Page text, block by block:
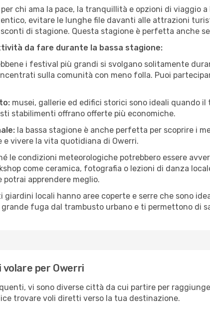
chi ama la pace, la tranquillità e opzioni di viaggio
evitare le lunghe file davanti alle attrazioni
di stagione. Questa stagione è perfetta anche
da fare durante la bassa stagione:
i festival più grandi si svolgano solitamente
sulla comunità con meno folla. Puoi
musei, gallerie ed edifici storici sono ideali quando
stabilimenti offrano offerte più economiche.
la bassa stagione è anche perfetta per scoprire i
e vivere la vita quotidiana di Owerri.
le condizioni meteorologiche potrebbero essere
come ceramica, fotografia o lezioni di danza
apprendere meglio.
giardini locali hanno aree coperte e serre che sono
fuga dal trambusto urbano e ti permettono di
per Owerri
vi sono diverse città da cui partire per
trovare voli diretti verso la tua destinazione.